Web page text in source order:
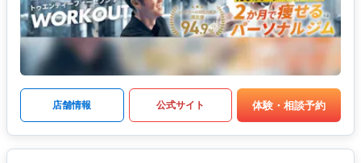
店舗情報 公式サイト 体験・相談予約